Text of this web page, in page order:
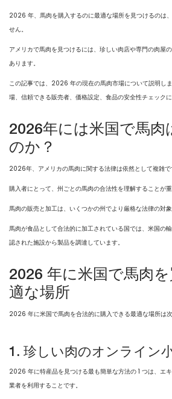
2026 年、馬肉を購入するのに最適な場所を見つけるのは
せん。
アメリカで馬肉を見つけるには、珍しい肉店や専門の肉屋
あります。
この記事では、2026 年の現在の馬肉市場について説明し
場、信頼できる販売者、価格設定、食品の安全性チェックに
2026年には米国で馬肉
のか？
2026年、アメリカの馬肉に関する法律は依然として複雑で
購入者にとって、州ごとの馬肉の合法性を理解することが重
馬肉の販売と加工は、いくつかの州でより厳格な法律の対象
馬肉が食品として合法的に加工されている国では、米国の
認された施設から製品を調達しています。
2026 年に米国で馬肉
適な場所
2026 年に米国で馬肉を合法的に購入できる最適な場所は次
1. 珍しい肉のオンライン
2026 年に特産品を見つける最も簡単な方法の 1 つは、エ
業者を利用することです。